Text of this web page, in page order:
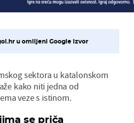
u omiljeni Google izvor
sektora u katalonskom
kako niti jedna od
veze s istinom.
se priča